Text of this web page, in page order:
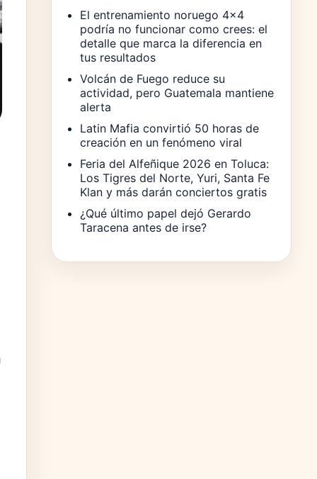
El entrenamiento noruego 4×4
podría no funcionar como crees: el
detalle que marca la diferencia en
tus resultados
Volcán de Fuego reduce su
actividad, pero Guatemala mantiene
alerta
Latin Mafia convirtió 50 horas de
creación en un fenómeno viral
Feria del Alfeñique 2026 en Toluca:
Los Tigres del Norte, Yuri, Santa Fe
Klan y más darán conciertos gratis
¿Qué último papel dejó Gerardo
Taracena antes de irse?